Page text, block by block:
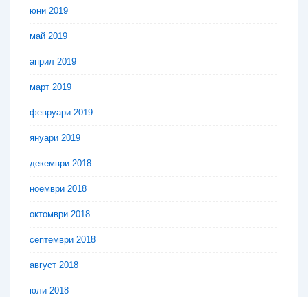
юни 2019
май 2019
април 2019
март 2019
февруари 2019
януари 2019
декември 2018
ноември 2018
октомври 2018
септември 2018
август 2018
юли 2018